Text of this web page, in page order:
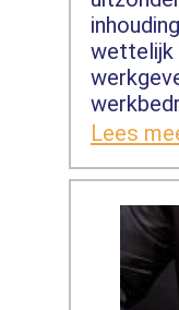
wettelijk
Lees